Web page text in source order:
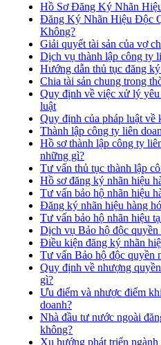
Hồ Sơ Đăng Ký Nhãn
Đăng Ký Nhãn Hiệu Độc
Không?
Giải quyết tài sản của vợ
Dịch vụ thành lập công ty
Hướng dẫn thủ tục đăng
Chia tài sản chung trong
Quy định về việc xử lý
luật
Quy định của pháp luật về
Thành lập công ty liên
Hồ sơ thành lập công ty
những gì?
Tư vấn thủ tục thành lập
Hồ sơ đăng ký nhãn hiệu
Tư vấn bảo hộ nhãn hiệu
Đăng ký nhãn hiệu hàng
Tư vấn bảo hộ nhãn hiệu
Dịch vụ Bảo hộ độc quyền
Điều kiện đăng ký nhãn
Tư vấn Bảo hộ độc quyền
Quy định về nhượng
gì?
Ưu điểm và nhược điểm
doanh?
Nhà đầu tư nước ngoài
không?
Xu hướng phát triển